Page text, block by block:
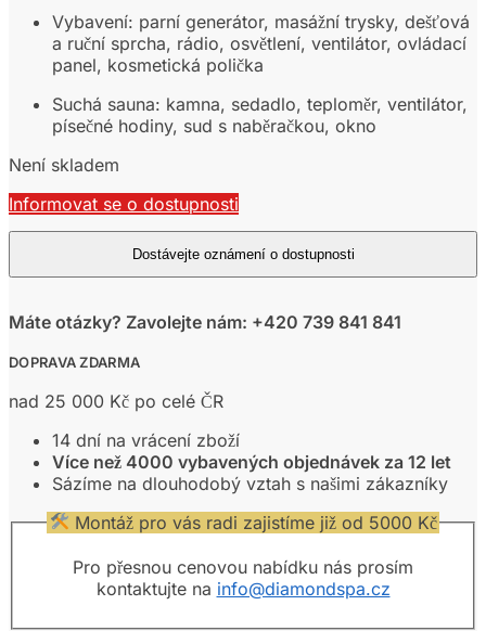
Vybavení: parní generátor, masážní trysky, dešťová
a ruční sprcha, rádio, osvětlení, ventilátor, ovládací
panel, kosmetická polička
Suchá sauna: kamna, sedadlo, teploměr, ventilátor,
písečné hodiny, sud s naběračkou, okno
Není skladem
Informovat se o dostupnosti
Máte otázky? Zavolejte nám: +420 739 841 841
DOPRAVA ZDARMA
nad 25 000 Kč po celé ČR
14 dní na vrácení zboží
Více než 4000 vybavených objednávek za 12 let
Sázíme na dlouhodobý vztah s našimi zákazníky
Montáž pro vás radi zajistíme již od 5000 Kč
Pro přesnou cenovou nabídku nás prosím
kontaktujte na info@diamondspa.cz